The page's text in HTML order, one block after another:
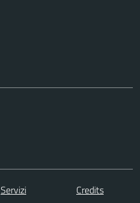
Servizi
Credits